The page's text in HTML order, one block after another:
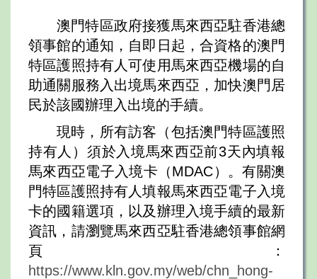
澳門特區政府接獲馬來西亞駐香港總
領事館的通知，自即日起，合資格的澳門
特區護照持有人可使用馬來西亞機場的自
助通關服務入出境馬來西亞，加快澳門居
民於該國辦理入出境的手續。
現時，所有訪客（包括澳門特區護照
持有人）須於入境馬來西亞前3天內填報
馬來西亞電子入境卡（MDAC）。有關澳
門特區護照持有人填報馬來西亞電子入境
卡的國籍選項，以及辦理入境手續的最新
資訊，請瀏覽馬來西亞駐香港總領事館網
頁：
https://www.kln.gov.my/web/chn_hong-